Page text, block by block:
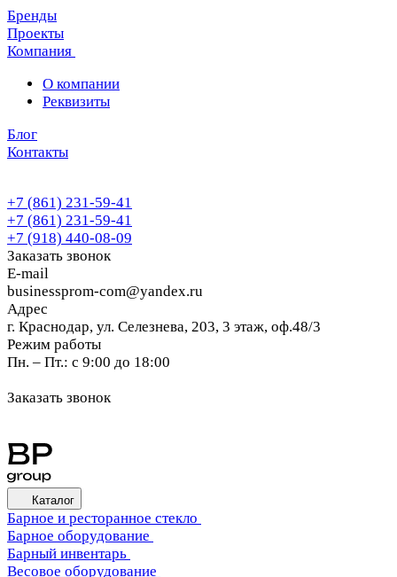
Бренды
Проекты
Компания
О компании
Реквизиты
Блог
Контакты
+7 (861) 231-59-41
+7 (861) 231-59-41
+7 (918) 440-08-09
Заказать звонок
E-mail
businessprom-com@yandex.ru
Адрес
г. Краснодар, ул. Селезнева, 203, 3 этаж, оф.48/3
Режим работы
Пн. – Пт.: с 9:00 до 18:00
Заказать звонок
Каталог
Барное и ресторанное стекло
Барное оборудование
Барный инвентарь
Весовое оборудование